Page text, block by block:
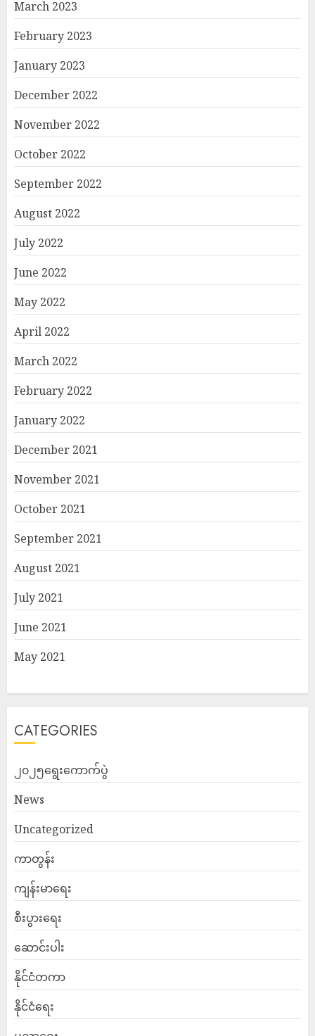
March 2023
February 2023
January 2023
December 2022
November 2022
October 2022
September 2022
August 2022
July 2022
June 2022
May 2022
April 2022
March 2022
February 2022
January 2022
December 2021
November 2021
October 2021
September 2021
August 2021
July 2021
June 2021
May 2021
CATEGORIES
၂၀၂၅ရွေးကောက်ပွဲ
News
Uncategorized
ကာတွန်း
ကျန်းမာရေး
စီးပွားရေး
ဆောင်းပါး
နိုင်ငံတကာ
နိုင်ငံရေး